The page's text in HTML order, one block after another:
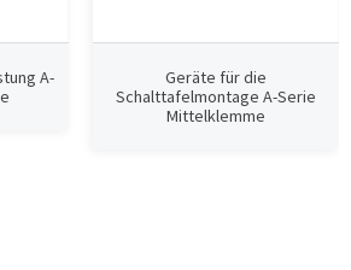
A-
Geräte für die
Schalttafelmontage A-Serie
Mittelklemme